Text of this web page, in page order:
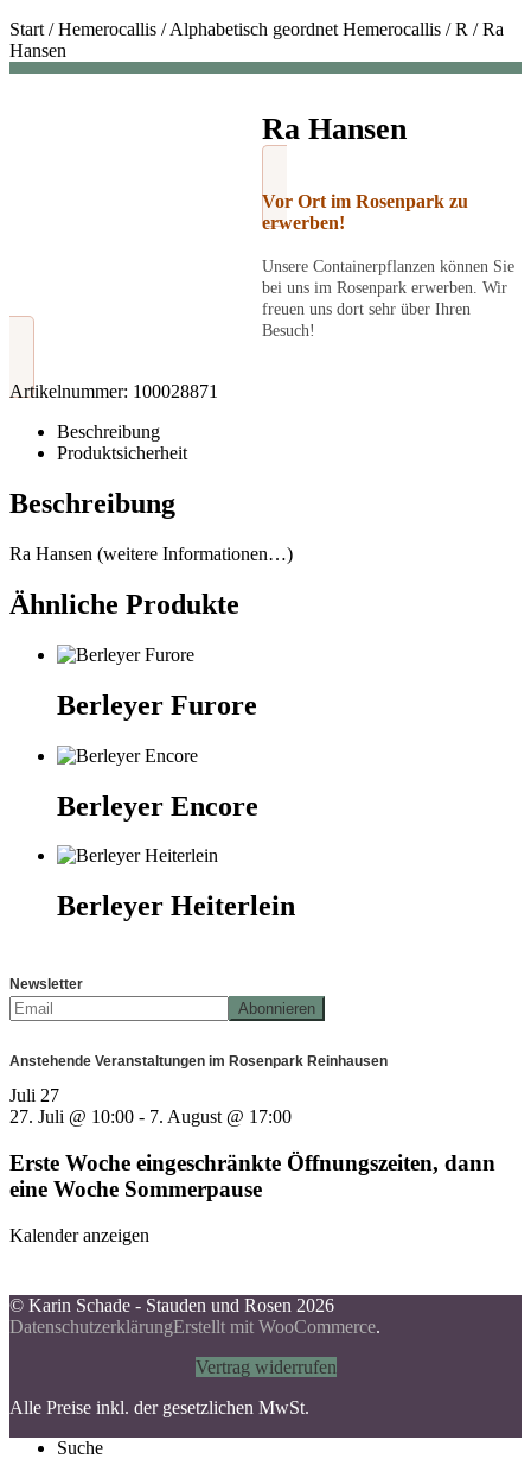
Start /Hemerocallis /Alphabetisch geordnet Hemerocallis /R /Ra
Hansen
Ra Hansen
Vor Ort im Rosenpark zu
erwerben!
Unsere Containerpflanzen können Sie
bei uns im Rosenpark erwerben. Wir
freuen uns dort sehr über Ihren
Besuch!
Artikelnummer: 100028871
Beschreibung
Produktsicherheit
Beschreibung
Ra Hansen (weitere Informationen…)
Ähnliche Produkte
Berleyer Furore
Berleyer Encore
Berleyer Heiterlein
Newsletter
Anstehende Veranstaltungen im Rosenpark Reinhausen
Juli 27
27. Juli @ 10:00 - 7. August @ 17:00
Erste Woche eingeschränkte Öffnungszeiten, dann
eine Woche Sommerpause
Kalender anzeigen
© Karin Schade - Stauden und Rosen 2026
DatenschutzerklärungErstellt mit WooCommerce.
Vertrag widerrufen
Alle Preise inkl. der gesetzlichen MwSt.
Suche